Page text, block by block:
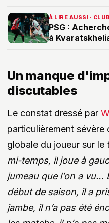
À LIRE AUSSI · CLUB
PSG :
à
Un manque
discutables
Le constat dressé par
particulièrement
globale du joueur sur le
mi-temps, il joue à
jumeau que l’on a vu…
début de saison, il a
jambe, il n’a pas été